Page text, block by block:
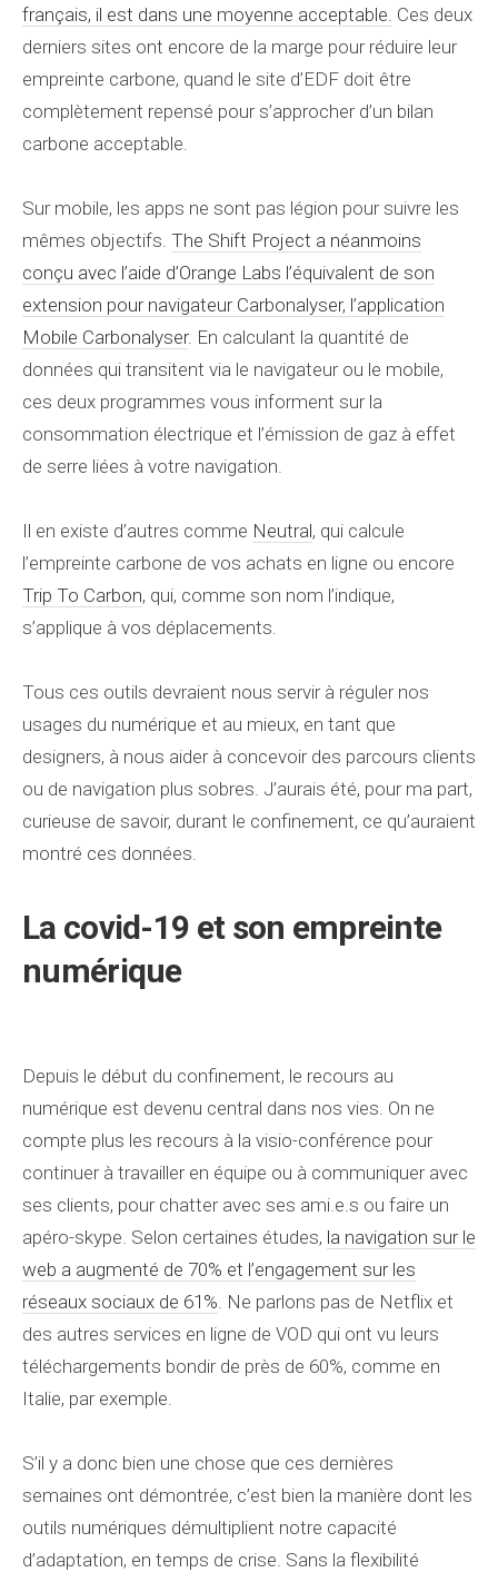
français, il est dans une moyenne acceptable. Ces deux
derniers sites ont encore de la marge pour réduire leur
empreinte carbone, quand le site d’EDF doit être
complètement repensé pour s’approcher d’un bilan
carbone acceptable.
Sur mobile, les apps ne sont pas légion pour suivre les
mêmes objectifs. The Shift Project a néanmoins
conçu avec l’aide d’Orange Labs l’équivalent de son
extension pour navigateur Carbonalyser, l’application
Mobile Carbonalyser. En calculant la quantité de
données qui transitent via le navigateur ou le mobile,
ces deux programmes vous informent sur la
consommation électrique et l’émission de gaz à effet
de serre liées à votre navigation.
Il en existe d’autres comme Neutral, qui calcule
l’empreinte carbone de vos achats en ligne ou encore
Trip To Carbon, qui, comme son nom l’indique,
s’applique à vos déplacements.
Tous ces outils devraient nous servir à réguler nos
usages du numérique et au mieux, en tant que
designers, à nous aider à concevoir des parcours clients
ou de navigation plus sobres. J’aurais été, pour ma part,
curieuse de savoir, durant le confinement, ce qu’auraient
montré ces données.
La covid-19 et son empreinte
numérique
Depuis le début du confinement, le recours au
numérique est devenu central dans nos vies. On ne
compte plus les recours à la visio-conférence pour
continuer à travailler en équipe ou à communiquer avec
ses clients, pour chatter avec ses ami.e.s ou faire un
apéro-skype. Selon certaines études, la navigation sur le
web a augmenté de 70% et l’engagement sur les
réseaux sociaux de 61%. Ne parlons pas de Netflix et
des autres services en ligne de VOD qui ont vu leurs
téléchargements bondir de près de 60%, comme en
Italie, par exemple.
S’il y a donc bien une chose que ces dernières
semaines ont démontrée, c’est bien la manière dont les
outils numériques démultiplient notre capacité
d’adaptation, en temps de crise. Sans la flexibilité